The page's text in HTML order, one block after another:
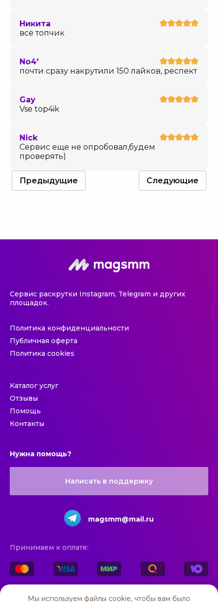
Никита
всё топчик
No4'
почти сразу накрутили 150 лайков, респект
Gay
Vse top4ik
Nick
Сервис еще не опробовал,будем
проверять)
Предыдущие Следующие
Сервис раскрутки Instagram, Telegram и других
площадок.
Политика конфиденциальности
Публичная оферта
Политика cookies
Каталог услуг
Отзывы
Помощь
Контакты
Нужна помощь?
Написать в поддержку
magsmm@mail.ru
Принимаем к оплате:
Мы используем файлы cookie, чтобы вам было